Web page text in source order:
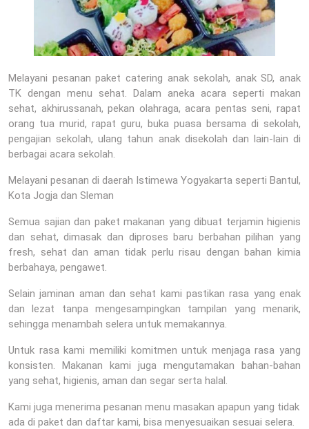
Melayani pesanan paket catering anak sekolah, anak SD, anak
TK dengan menu sehat. Dalam aneka acara seperti makan
sehat, akhirussanah, pekan olahraga, acara pentas seni, rapat
orang tua murid, rapat guru, buka puasa bersama di sekolah,
pengajian sekolah, ulang tahun anak disekolah dan lain-lain di
berbagai acara sekolah.
Melayani pesanan di daerah Istimewa Yogyakarta seperti Bantul,
Kota Jogja dan Sleman
Semua sajian dan paket makanan yang dibuat terjamin higienis
dan sehat, dimasak dan diproses baru berbahan pilihan yang
fresh, sehat dan aman tidak perlu risau dengan bahan kimia
berbahaya, pengawet.
Selain jaminan aman dan sehat kami pastikan rasa yang enak
dan lezat tanpa mengesampingkan tampilan yang menarik,
sehingga menambah selera untuk memakannya.
Untuk rasa kami memiliki komitmen untuk menjaga rasa yang
konsisten. Makanan kami juga mengutamakan bahan-bahan
yang sehat, higienis, aman dan segar serta halal.
Kami juga menerima pesanan menu masakan apapun yang tidak
ada di paket dan daftar kami, bisa menyesuaikan sesuai selera.